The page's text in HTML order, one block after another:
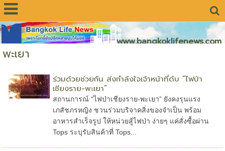
www.bangkoklifenews.com
พะเยา
ร่วมด้วยช่วยกัน ส่งกำลังใจเจ้าหน้าที่ดับ “ไฟป่า
เชียงราย-พะเยา”
สถานการณ์ “ไฟป่าเชียงราย-พะเยา” ยังคงรุนแรง
เภสัชภรหญิง ชวนร่วมบริจาคสิ่งของจำเป็น พร้อม
อาหารสำเร็จรูป ให้หน่วยสู้ไฟป่า ง่ายๆ แค่สั่งซื้อผ่าน
Tops ระบุรับสินค้าที่ Tops...